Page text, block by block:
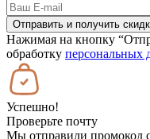
Отправить и получить
Нажимая на кнопку
обработку персональных
Успешно!
Проверьте почту
Мы отправили промокод